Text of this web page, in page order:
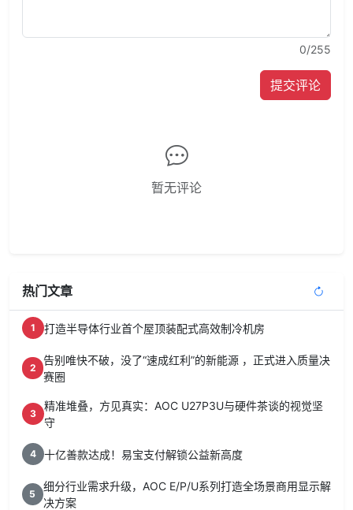
0/255
提交评论
暂无评论
热门文章
1 打造半导体行业首个屋顶装配式高效制冷机房
2
告别唯快不破，没了“速成红利”的新能源 ，正式进入质量决
赛圈
3
精准堆叠，方见真实：AOC U27P3U与硬件茶谈的视觉坚
守
4 十亿善款达成！易宝支付解锁公益新高度
5
细分行业需求升级，AOC E/P/U系列打造全场景商用显示解
决方案